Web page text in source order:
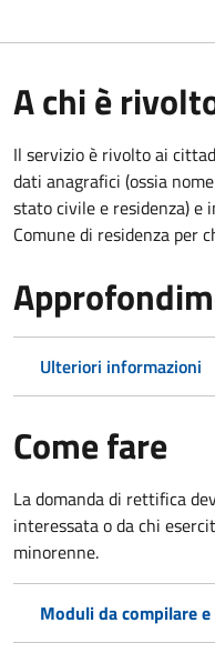
A chi è
Il servizio è rivolto ai
dati anagrafici (ossia
stato civile e residenza) e
Comune di residenza per
Ulteriori informazioni
Come fare
La domanda di rettifica
interessata oda chi
minorenne.
Moduli da compilare